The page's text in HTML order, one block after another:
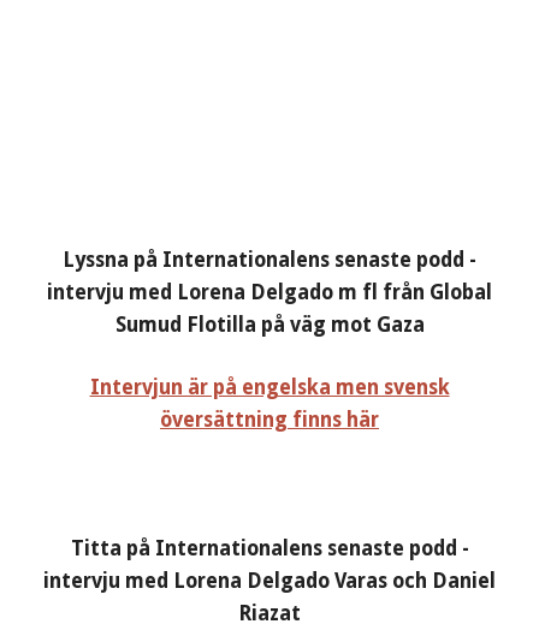
Lyssna på Internationalens senaste podd -
intervju med Lorena Delgado m fl från Global
Sumud Flotilla på väg mot Gaza
Intervjun är på engelska men svensk
översättning finns här
Titta på Internationalens senaste podd -
intervju med Lorena Delgado Varas och Daniel
Riazat